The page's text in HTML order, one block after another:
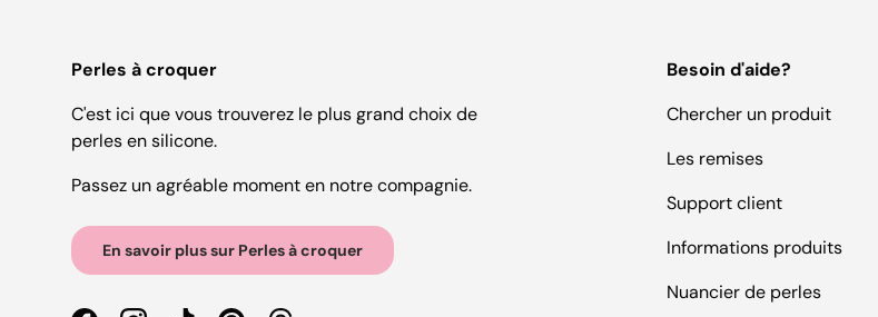
Perles à croquer
C'est ici que vous trouverez le plus grand choix de
perles en silicone.
Passez un agréable moment en notre compagnie.
En savoir plus sur Perles à croquer
Besoin d'aide?
Chercher un produit
Les remises
Support client
Informations produits
Nuancier de perles